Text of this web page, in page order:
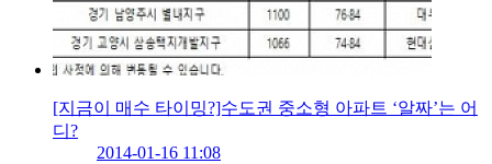
[지금이 매수 타이밍?]수도권 중소형 아파트 ‘알짜’는 어
디?
2014-01-16 11:08